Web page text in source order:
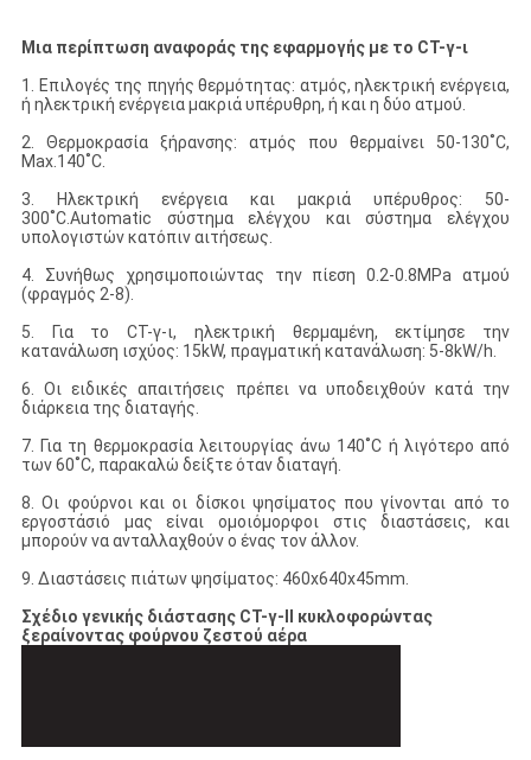
Μια περίπτωση αναφοράς της εφαρμογής με το CT-γ-ι
1. Επιλογές της πηγής θερμότητας: ατμός, ηλεκτρική ενέργεια,
ή ηλεκτρική ενέργεια μακριά υπέρυθρη, ή και η δύο ατμού.
2. Θερμοκρασία ξήρανσης: ατμός που θερμαίνει 50-130˚C,
Max.140˚C.
3. Ηλεκτρική ενέργεια και μακριά υπέρυθρος: 50-
300˚C.Automatic σύστημα ελέγχου και σύστημα ελέγχου
υπολογιστών κατόπιν αιτήσεως.
4. Συνήθως χρησιμοποιώντας την πίεση 0.2-0.8MPa ατμού
(φραγμός 2-8).
5. Για το CT-γ-ι, ηλεκτρική θερμαμένη, εκτίμησε την
κατανάλωση ισχύος: 15kW, πραγματική κατανάλωση: 5-8kW/h.
6. Οι ειδικές απαιτήσεις πρέπει να υποδειχθούν κατά την
διάρκεια της διαταγής.
7. Για τη θερμοκρασία λειτουργίας άνω 140˚C ή λιγότερο από
των 60˚C, παρακαλώ δείξτε όταν διαταγή.
8. Οι φούρνοι και οι δίσκοι ψησίματος που γίνονται από το
εργοστάσιό μας είναι ομοιόμορφοι στις διαστάσεις, και
μπορούν να ανταλλαχθούν ο ένας τον άλλον.
9. Διαστάσεις πιάτων ψησίματος: 460x640x45mm.
Σχέδιο γενικής διάστασης CT-γ-ΙΙ κυκλοφορώντας
ξεραίνοντας φούρνου ζεστού αέρα